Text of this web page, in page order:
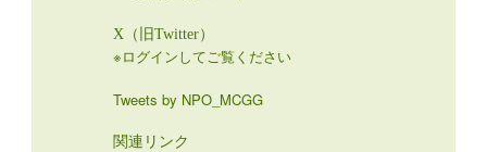
X（旧Twitter）
※ログインしてご覧ください
Tweets by NPO_MCGG
関連リンク